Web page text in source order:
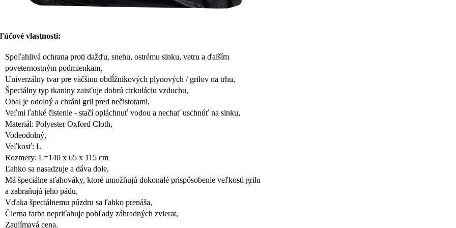
vlastnosti:
Spoľahlivá ochrana proti dažďu, snehu, ostrému slnku, vetru a ďalším
poveternostným podmienkam,
Univerzálny tvar pre väčšinu obdĺžnikových plynových / grilov na trhu,
Špeciálny typ tkaniny zaisťuje dobrú cirkuláciu vzduchu,
Obal je odolný a chráni gril pred nečistotami,
Veľmi ľahké čistenie - stačí opláchnuť vodou a nechať uschnúť na slnku,
Materiál: Polyester Oxford Cloth,
Vodeodolný,
Veľkosť: L
Rozmery: L=140 x 65 x 115 cm
Ľahko sa nasadzuje a dáva dole,
Má špeciálne sťahováky, ktoré umožňujú dokonalé prispôsobenie veľkosti grilu
a zabraňujú jeho pádu,
Vďaka špeciálnemu púzdru sa ľahko prenáša,
Čierna farba nepriťahuje pohľady záhradných zvierat,
Zaujímavá cena.